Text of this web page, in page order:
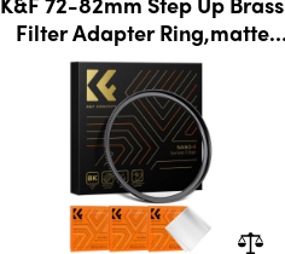
Filter Adapter Ring,matte
black, Frame Thickness 2.9mm,
W/ 3pcs Cleaning C